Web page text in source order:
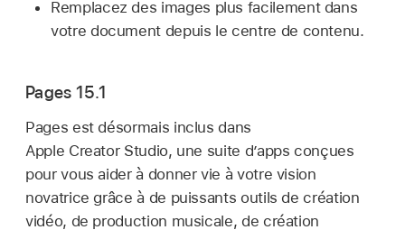
Remplacez des images plus facilement dans
votre document depuis le centre de contenu.
Pages 15.1
Pages est désormais inclus dans
Apple Creator Studio, une suite d’apps conçues
pour vous aider à donner vie à votre vision
novatrice grâce à de puissants outils de création
vidéo, de production musicale, de création